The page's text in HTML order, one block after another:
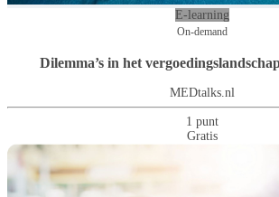
E-learning
On-demand
Dilemma’s in het
MEDtalks.nl
1 punt
Gratis